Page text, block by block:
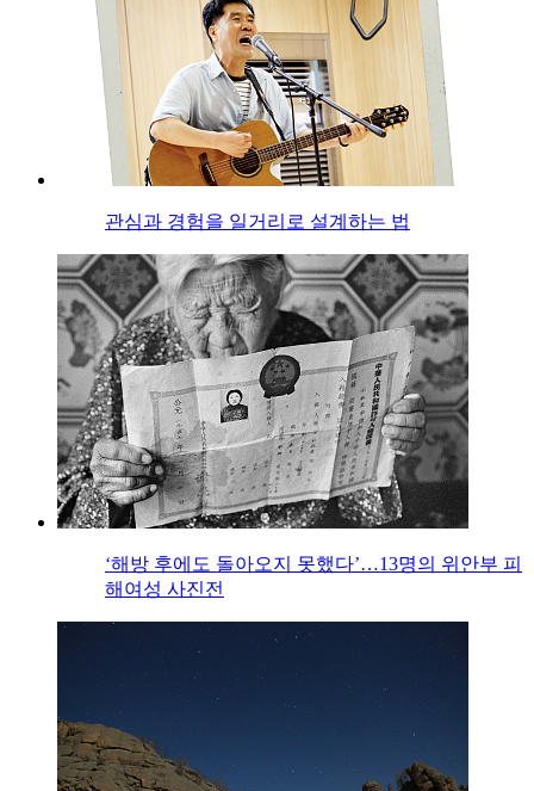
관심과 경험을 일거리로 설계하는 법
‘해방 후에도 돌아오지 못했다’…13명의 위안부 피
해여성 사진전